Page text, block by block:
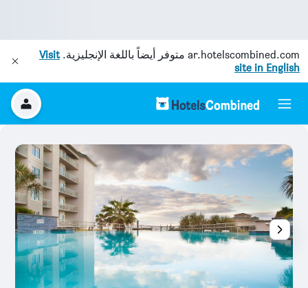
ar.hotelscombined.com متوفر أيضاً باللغة الإنجليزية.Visit
site in English